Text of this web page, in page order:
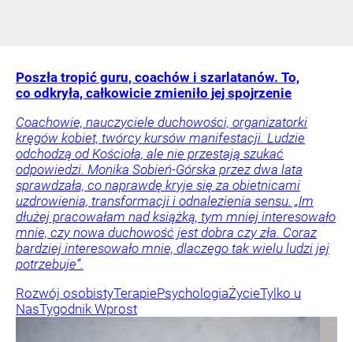
Poszła tropić guru, coachów i szarlatanów. To,
co odkryła, całkowicie zmieniło jej spojrzenie
Coachowie, nauczyciele duchowości, organizatorki
kręgów kobiet, twórcy kursów manifestacji. Ludzie
odchodzą od Kościoła, ale nie przestają szukać
odpowiedzi. Monika Sobień-Górska przez dwa lata
sprawdzała, co naprawdę kryje się za obietnicami
uzdrowienia, transformacji i odnalezienia sensu. „Im
dłużej pracowałam nad książką, tym mniej interesowało
mnie, czy nowa duchowość jest dobra czy zła. Coraz
bardziej interesowało mnie, dlaczego tak wielu ludzi jej
potrzebuje”.
Rozwój osobistyTerapiePsychologiaŻycieTylko u
NasTygodnik Wprost